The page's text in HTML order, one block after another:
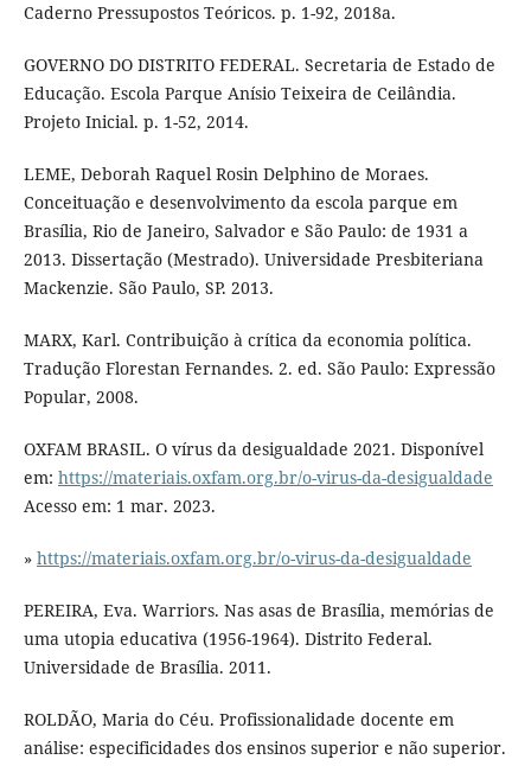
Caderno Pressupostos Teóricos. p. 1-92, 2018a.
GOVERNO DO DISTRITO FEDERAL. Secretaria de Estado de
Educação. Escola Parque Anísio Teixeira de Ceilândia.
Projeto Inicial. p. 1-52, 2014.
LEME, Deborah Raquel Rosin Delphino de Moraes.
Conceituação e desenvolvimento da escola parque em
Brasília, Rio de Janeiro, Salvador e São Paulo: de 1931 a
2013. Dissertação (Mestrado). Universidade Presbiteriana
Mackenzie. São Paulo, SP. 2013.
MARX, Karl. Contribuição à crítica da economia política.
Tradução Florestan Fernandes. 2. ed. São Paulo: Expressão
Popular, 2008.
OXFAM BRASIL. O vírus da desigualdade 2021. Disponível
em: https://materiais.oxfam.org.br/o-virus-da-desigualdade
Acesso em: 1 mar. 2023.
» https://materiais.oxfam.org.br/o-virus-da-desigualdade
PEREIRA, Eva. Warriors. Nas asas de Brasília, memórias de
uma utopia educativa (1956-1964). Distrito Federal.
Universidade de Brasília. 2011.
ROLDÃO, Maria do Céu. Profissionalidade docente em
análise: especificidades dos ensinos superior e não superior.